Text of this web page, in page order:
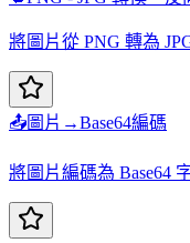
將圖片從 PNG 轉為
📤圖片→Base64編碼
將圖片編碼為 Base64